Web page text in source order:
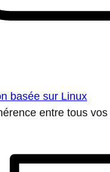
basée sur Linux
entre tous